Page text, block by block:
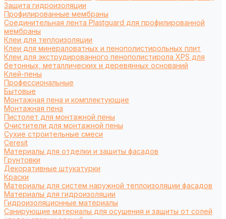
Защита гидроизоляции
Профилированные мембраны
Соединительная лента Plastguard для профилированной
мембраны
Клеи для теплоизоляции
Клеи для минераловатных и пенополистирольных плит
Клеи для экструдированного пенополистирола XPS для
бетонных, металлических и деревянных оснований
Клей-пены
Профессиональные
Бытовые
Монтажная пена и комплектующие
Монтажная пена
Пистолет для монтажной пены
Очистители для монтажной пены
Сухие строительные смеси
Ceresit
Материалы для отделки и защиты фасадов
Грунтовки
Декоративные штукатурки
Краски
Материалы для систем наружной теплоизоляции фасадов
Материалы для гидроизоляции
Гидроизоляционные материалы
Санирующие материалы для осушения и защиты от солей